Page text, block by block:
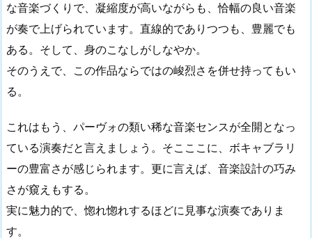
な音楽づくりで、凝縮度が高いながらも、恰幅の良い音楽
が奏で上げられています。直線的でありつつも、豊麗でも
ある。そして、身のこなしがしなやか。
そのうえで、この作品ならではの峻烈さを併せ持ってもい
る。
これはもう、パーヴォの類い稀な音楽センスが全開となっ
ている演奏だと言えましょう。そこここに、ボキャブラリ
ーの豊富さが感じられます。更に言えば、音楽設計の巧み
さが窺えもする。
実に魅力的で、惚れ惚れするほどに見事な演奏でありま
す。